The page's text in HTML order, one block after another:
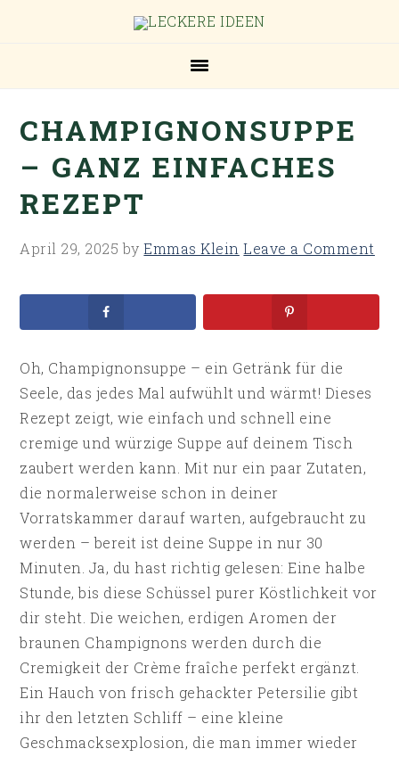
navigation
content
sidebar
CHAMPIGNONSUPPE
– GANZ EINFACHES
REZEPT
April 29, 2025 byEmmas Klein Leave a Comment
Oh, Champignonsuppe – ein Getränk für die
Seele, das jedes Mal aufwühlt und wärmt! Dieses
Rezept zeigt, wie einfach und schnell eine
cremige und würzige Suppe auf deinem Tisch
zaubert werden kann. Mit nur ein paar Zutaten,
die normalerweise schon in deiner
Vorratskammer darauf warten, aufgebraucht zu
werden – bereit ist deine Suppe in nur 30
Minuten. Ja, du hast richtig gelesen: Eine halbe
Stunde, bis diese Schüssel purer Köstlichkeit vor
dir steht. Die weichen, erdigen Aromen der
braunen Champignons werden durch die
Cremigkeit der Crème fraîche perfekt ergänzt.
Ein Hauch von frisch gehackter Petersilie gibt
ihr den letzten Schliff – eine kleine
Geschmacksexplosion, die man immer wieder